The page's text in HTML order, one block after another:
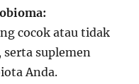
cocok atau tidak
suplemen
Anda.